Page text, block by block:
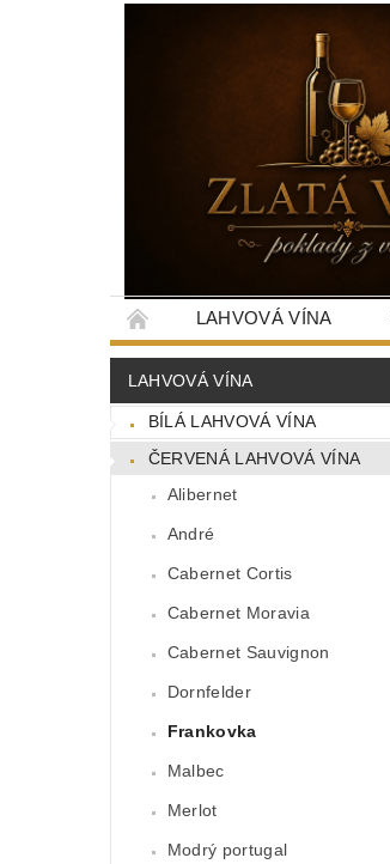
LAHVOVÁ VÍNA
LAHVOVÁ VÍNA
BÍLÁ LAHVOVÁ VÍNA
ČERVENÁ LAHVOVÁ VÍNA
Alibernet
André
Cabernet Cortis
Cabernet Moravia
Cabernet Sauvignon
Dornfelder
Frankovka
Malbec
Merlot
Modrý portugal